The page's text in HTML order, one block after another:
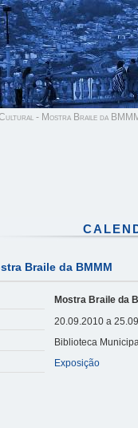
- Mostra Braile da
Braile da BMMM
Mostra Braile da
20.09.2010 a
Biblioteca
Exposição